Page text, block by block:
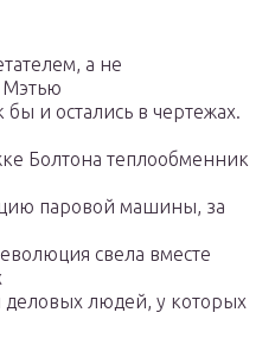
а не
Мэтью
бы и остались в чертежах.
Болтона теплообменник
паровой машины, за
свела вместе
людей, у которых